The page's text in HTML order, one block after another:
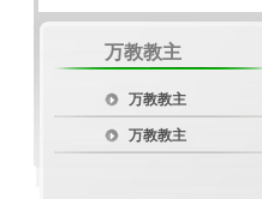
万教教主
万教教主
万教教主